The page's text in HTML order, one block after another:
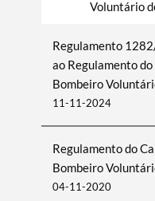
Voluntário
Regulamento
ao Regulamento
Bombeiro
11-11-2024
Regulamento do
Bombeiro
04-11-2020